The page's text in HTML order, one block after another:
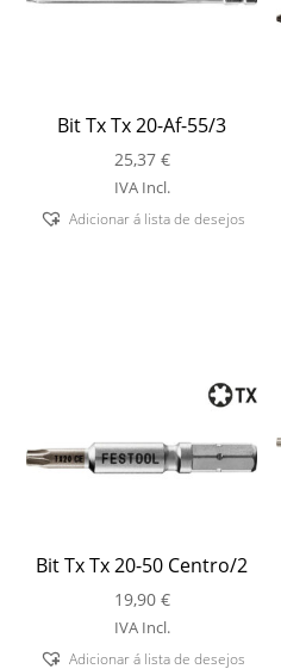
Bit Tx Tx 20-Af-55/3
25,37 €
IVA Incl.
Adicionar á lista de desejos
Bit Tx Tx 20-50 Centro/2
19,90 €
IVA Incl.
Adicionar á lista de desejos